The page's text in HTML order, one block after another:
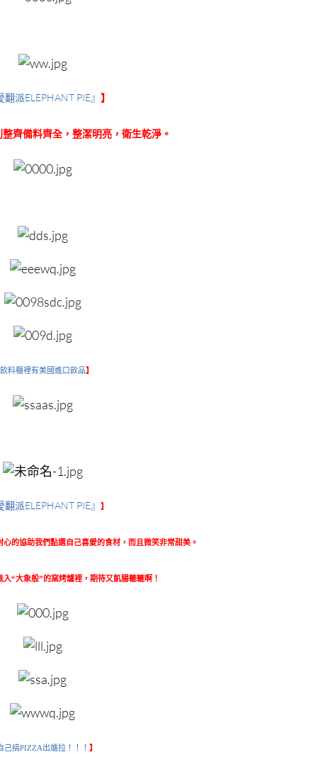
翻派ELEPHANT PIE』 】
齊備料齊全，整潔明亮，衛生乾淨。
飲料櫃裡有美國進口飲品】
翻派ELEPHANT PIE』 】
的協助我們點選自己喜愛的食材，而且微笑非常甜美。
“大象般”的窯烤爐裡，期待又飢腸轆轆啊！
己搞PIZZA出爐拉！！！ 】